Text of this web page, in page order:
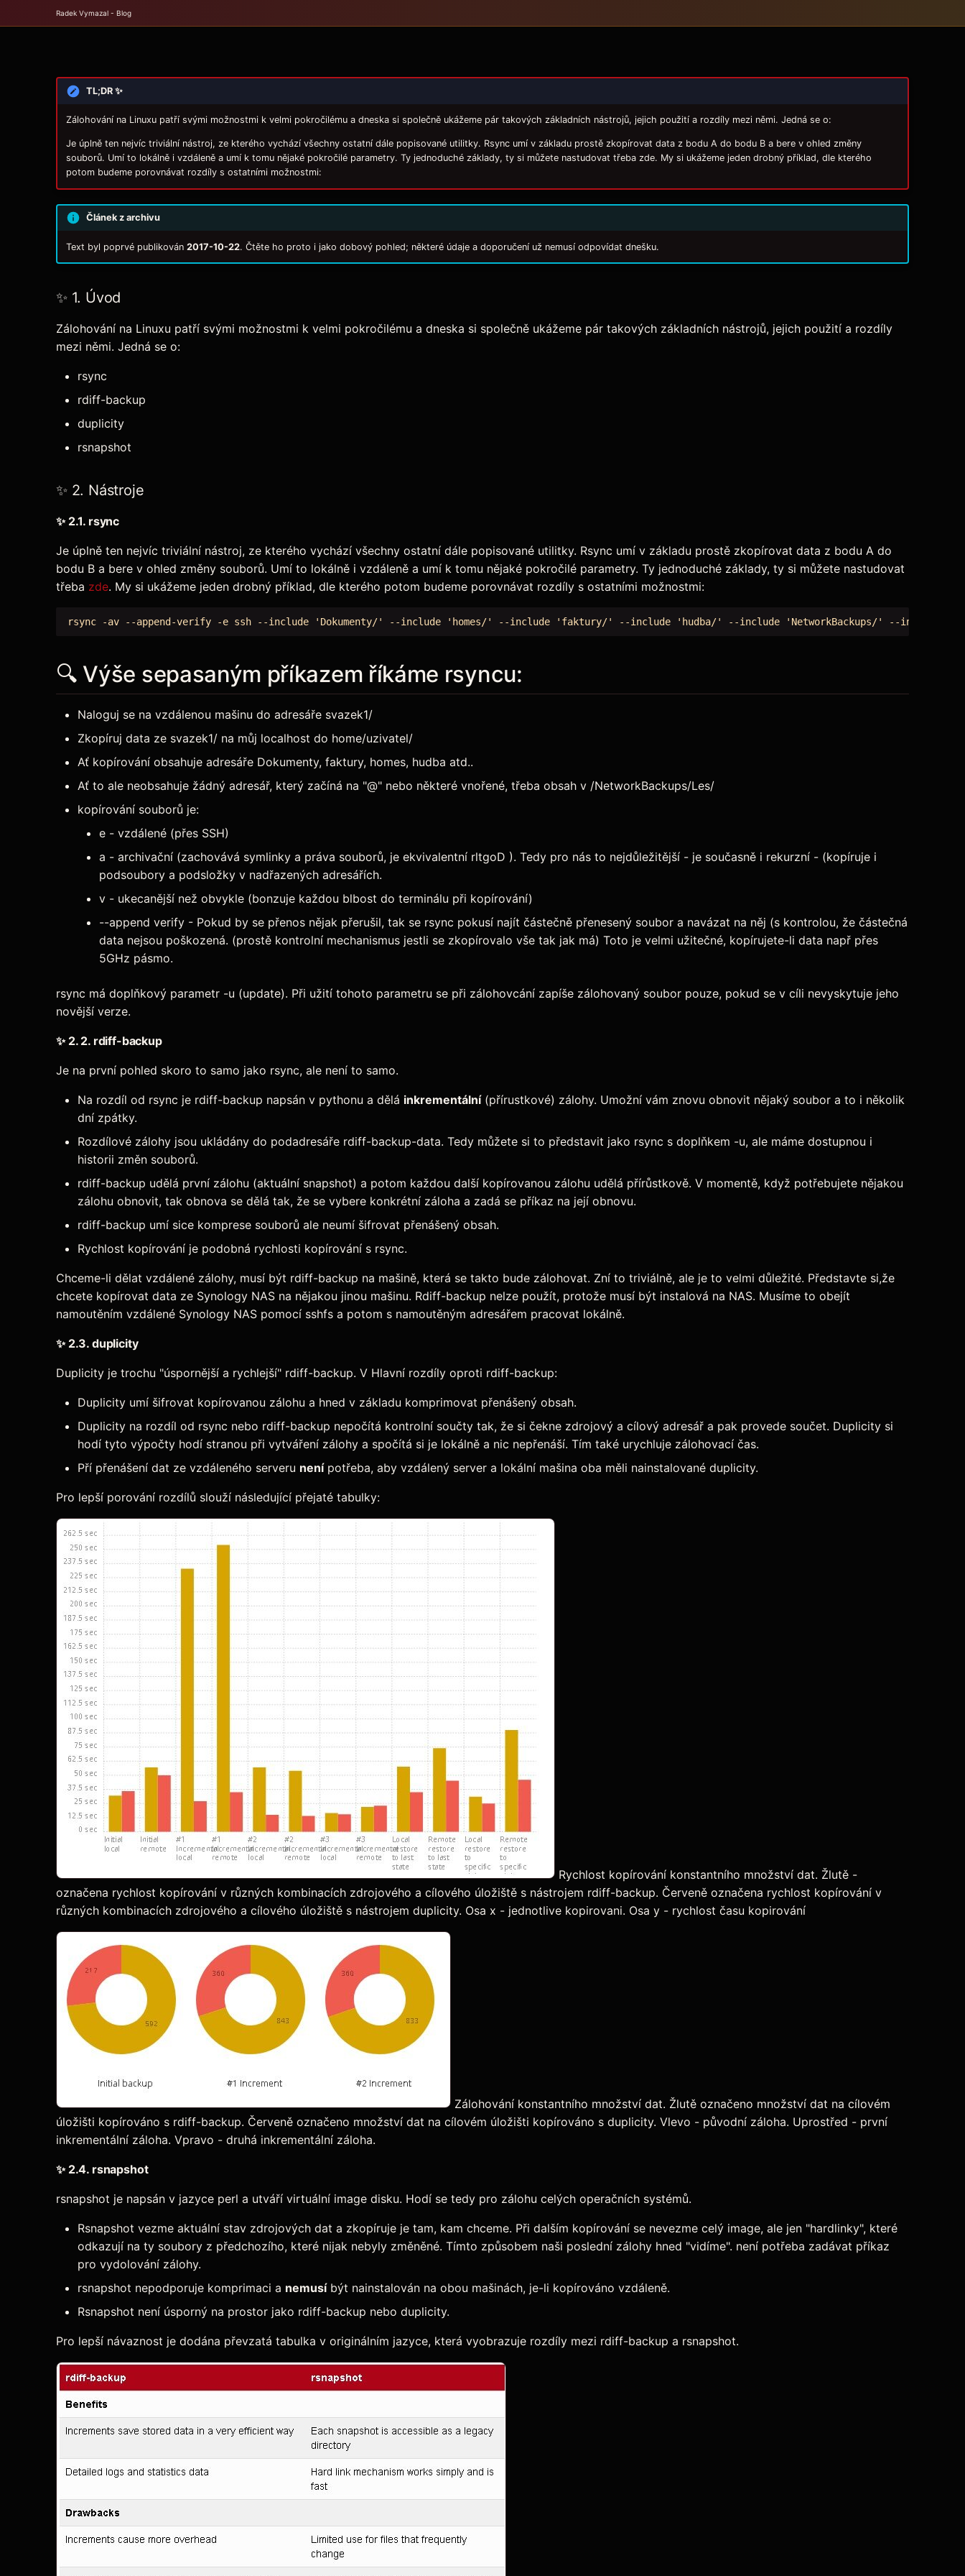
Radek Vymazal - Blog
TL;DR ✨
Zálohování na Linuxu patří svými možnostmi k velmi pokročilému a dneska si společně ukážeme pár takových základních nástrojů, jejich použití a rozdíly mezi němi. Jedná se o:
Je úplně ten nejvíc triviální nástroj, ze kterého vychází všechny ostatní dále popisované utilitky. Rsync umí v základu prostě zkopírovat data z bodu A do bodu B a bere v ohled změny
souborů. Umí to lokálně i vzdáleně a umí k tomu nějaké pokročilé parametry. Ty jednoduché základy, ty si můžete nastudovat třeba zde. My si ukážeme jeden drobný příklad, dle kterého
potom budeme porovnávat rozdíly s ostatními možnostmi:
Článek z archivu
Text byl poprvé publikován 2017-10-22. Čtěte ho proto i jako dobový pohled; některé údaje a doporučení už nemusí odpovídat dnešku.
✨ 1. Úvod
Zálohování na Linuxu patří svými možnostmi k velmi pokročilému a dneska si společně ukážeme pár takových základních nástrojů, jejich použití a rozdíly
mezi němi. Jedná se o:
rsync
rdiff-backup
duplicity
rsnapshot
✨ 2. Nástroje
✨ 2.1. rsync
Je úplně ten nejvíc triviální nástroj, ze kterého vychází všechny ostatní dále popisované utilitky. Rsync umí v základu prostě zkopírovat data z bodu A do
bodu B a bere v ohled změny souborů. Umí to lokálně i vzdáleně a umí k tomu nějaké pokročilé parametry. Ty jednoduché základy, ty si můžete nastudovat
třeba zde. My si ukážeme jeden drobný příklad, dle kterého potom budeme porovnávat rozdíly s ostatními možnostmi:
🔍 Výše sepasaným příkazem říkáme rsyncu:
Naloguj se na vzdálenou mašinu do adresáře svazek1/
Zkopíruj data ze svazek1/ na můj localhost do home/uzivatel/
Ať kopírování obsahuje adresáře Dokumenty, faktury, homes, hudba atd..
Ať to ale neobsahuje žádný adresář, který začíná na "@" nebo některé vnořené, třeba obsah v /NetworkBackups/Les/
kopírování souborů je:
e - vzdálené (přes SSH)
a - archivační (zachovává symlinky a práva souborů, je ekvivalentní rltgoD ). Tedy pro nás to nejdůležitější - je současně i rekurzní - (kopíruje i
podsoubory a podsložky v nadřazených adresářích.
v - ukecanější než obvykle (bonzuje každou blbost do terminálu při kopírování)
--append verify - Pokud by se přenos nějak přerušil, tak se rsync pokusí najít částečně přenesený soubor a navázat na něj (s kontrolou, že částečná
data nejsou poškozená. (prostě kontrolní mechanismus jestli se zkopírovalo vše tak jak má) Toto je velmi užitečné, kopírujete-li data např přes
5GHz pásmo.
rsync má doplňkový parametr -u (update). Při užití tohoto parametru se při zálohovcání zapíše zálohovaný soubor pouze, pokud se v cíli nevyskytuje jeho
novější verze.
✨ 2. 2. rdiff-backup
Je na první pohled skoro to samo jako rsync, ale není to samo.
Na rozdíl od rsync je rdiff-backup napsán v pythonu a dělá inkrementální(přírustkové) zálohy. Umožní vám znovu obnovit nějaký soubor a to i několik
dní zpátky.
Rozdílové zálohy jsou ukládány do podadresáře rdiff-backup-data. Tedy můžete si to představit jako rsync s doplňkem -u, ale máme dostupnou i
historii změn souborů.
rdiff-backup udělá první zálohu (aktuální snapshot) a potom každou další kopírovanou zálohu udělá přírůstkově. V momentě, když potřebujete nějakou
zálohu obnovit, tak obnova se dělá tak, že se vybere konkrétní záloha a zadá se příkaz na její obnovu.
rdiff-backup umí sice komprese souborů ale neumí šifrovat přenášený obsah.
Rychlost kopírování je podobná rychlosti kopírování s rsync.
Chceme-li dělat vzdálené zálohy, musí být rdiff-backup na mašině, která se takto bude zálohovat. Zní to triviálně, ale je to velmi důležité. Představte si,že
chcete kopírovat data ze Synology NAS na nějakou jinou mašinu. Rdiff-backup nelze použít, protože musí být instalová na NAS. Musíme to obejít
namoutěním vzdálené Synology NAS pomocí sshfs a potom s namoutěným adresářem pracovat lokálně.
✨ 2.3. duplicity
Duplicity je trochu "úspornější a rychlejší" rdiff-backup. V Hlavní rozdíly oproti rdiff-backup:
Duplicity umí šifrovat kopírovanou zálohu a hned v základu komprimovat přenášený obsah.
Duplicity na rozdíl od rsync nebo rdiff-backup nepočítá kontrolní součty tak, že si čekne zdrojový a cílový adresář a pak provede součet. Duplicity si
hodí tyto výpočty hodí stranou při vytváření zálohy a spočítá si je lokálně a nic nepřenáší. Tím také urychluje zálohovací čas.
Pří přenášení dat ze vzdáleného serveru nenípotřeba, aby vzdálený server a lokální mašina oba měli nainstalované duplicity.
Pro lepší porování rozdílů slouží následující přejaté tabulky:
Rychlost kopírování konstantního množství dat. Žlutě -
označena rychlost kopírování v různých kombinacích zdrojového a cílového úložiště s nástrojem rdiff-backup. Červeně označena rychlost kopírování v
různých kombinacích zdrojového a cílového úložiště s nástrojem duplicity. Osa x - jednotlive kopirovani. Osa y - rychlost času kopirování
Zálohování konstantního množství dat. Žlutě označeno množství dat na cílovém
úložišti kopírováno s rdiff-backup. Červeně označeno množství dat na cílovém úložišti kopírováno s duplicity. Vlevo - původní záloha. Uprostřed - první
inkrementální záloha. Vpravo - druhá inkrementální záloha.
✨ 2.4. rsnapshot
rsnapshot je napsán v jazyce perl a utváří virtuální image disku. Hodí se tedy pro zálohu celých operačních systémů.
Rsnapshot vezme aktuální stav zdrojových dat a zkopíruje je tam, kam chceme. Při dalším kopírování se nevezme celý image, ale jen "hardlinky", které
odkazují na ty soubory z předchozího, které nijak nebyly změněné. Tímto způsobem naši poslední zálohy hned "vidíme". není potřeba zadávat příkaz
pro vydolování zálohy.
rsnapshot nepodporuje komprimaci a nemusíbýt nainstalován na obou mašinách, je-li kopírováno vzdáleně.
Rsnapshot není úsporný na prostor jako rdiff-backup nebo duplicity.
Pro lepší návaznost je dodána převzatá tabulka v originálním jazyce, která vyobrazuje rozdíly mezi rdiff-backup a rsnapshot.